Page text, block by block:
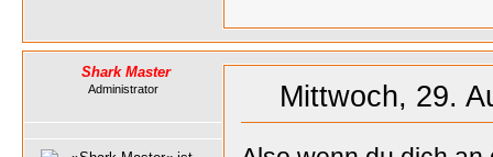
Shark Master
Administrator Mittwoch, 29.